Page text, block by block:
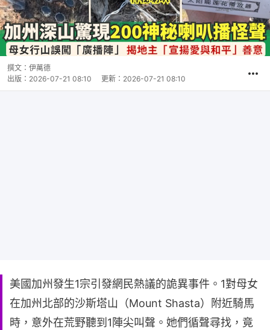
撰文： 伊萬德
出版： 2026-07-21 08:10 更新： 2026-07-21 08:10
美國加州發生1宗引發網民熱議的詭異事件。1對母女
在加州北部的沙斯塔山（Mount Shasta）附近騎馬
時，意外在荒野聽到1陣尖叫聲。她們循聲尋找，竟